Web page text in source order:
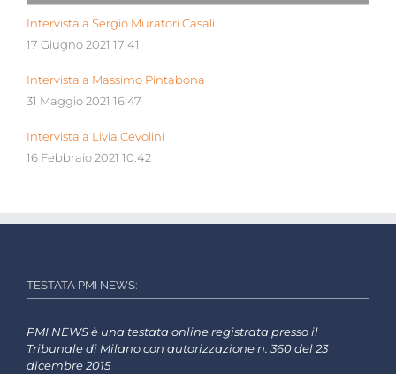
Intervista a Sergio Muratori Casali
17 Giugno 2021 17:41
Intervista a Massimo Pintabona
31 Maggio 2021 16:47
Intervista a Livia Cevolini
16 Febbraio 2021 10:42
TESTATA PMI NEWS:
PMI NEWS è una testata online registrata presso il
Tribunale di Milano con autorizzazione n. 360 del 23
dicembre 2015